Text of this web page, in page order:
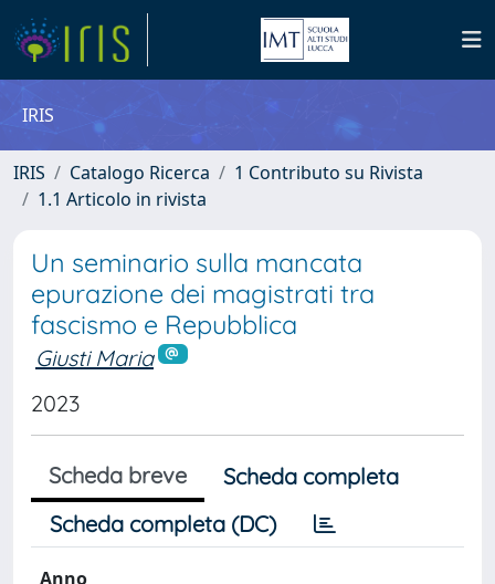
IRIS
IRIS Catalogo Ricerca
1 Contributo su Rivista
1.1 Articolo in rivista
Un seminario sulla mancata
epurazione dei magistrati tra
fascismo e Repubblica
Giusti Maria
2023
Scheda breve
Scheda completa
Scheda completa (DC)
Anno